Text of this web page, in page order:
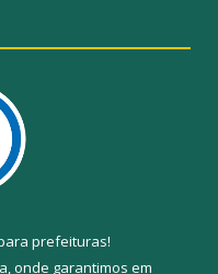
prefeituras!
onde garantimos em